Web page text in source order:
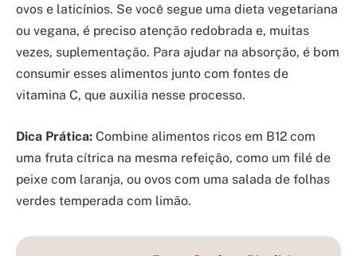
ovos e laticínios. Se você segue uma dieta vegetariana
ou vegana, é preciso atenção redobrada e, muitas
vezes, suplementação. Para ajudar na absorção, é bom
consumir esses alimentos junto com fontes de
vitamina C, que auxilia nesse processo.
Dica Prática: Combine alimentos ricos em B12 com
uma fruta cítrica na mesma refeição, como um filé de
peixe com laranja, ou ovos com uma salada de folhas
verdes temperada com limão.